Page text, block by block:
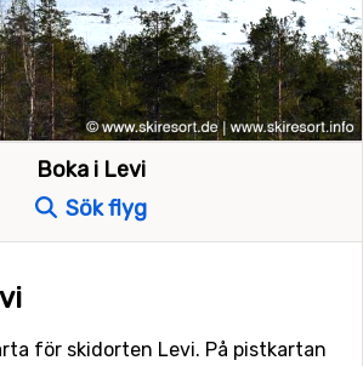
Boka i Levi
Sök flyg
för skidorten Levi. På pistkartan